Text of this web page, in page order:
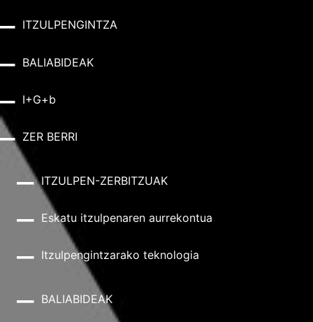
ITZULPENGINTZA
BALIABIDEAK
I+G+b
ZER BERRI
ITZULPEN-ZERBITZUAK
Eskatu itzulpenaren aurrekontua
Itzulpengintzarako teknologia
BALIABIDEAK